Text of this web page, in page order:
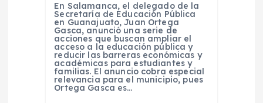
En Salamanca, el delegado de la
Secretaría de Educación Pública
en Guanajuato, Juan Ortega
Gasca, anunció una serie de
acciones que buscan ampliar el
acceso a la educación pública y
reducir las barreras económicas y
académicas para estudiantes y
familias. El anuncio cobra especial
relevancia para el municipio, pues
Ortega Gasca es…